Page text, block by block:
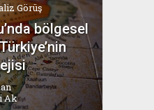
Görüş
bölgesel
Ak